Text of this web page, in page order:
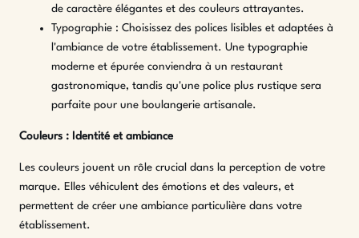
de caractère élégantes et des couleurs attrayantes.
Typographie : Choisissez des polices lisibles et adaptées à
l'ambiance de votre établissement. Une typographie
moderne et épurée conviendra à un restaurant
gastronomique, tandis qu'une police plus rustique sera
parfaite pour une boulangerie artisanale.
Couleurs : Identité et ambiance
Les couleurs jouent un rôle crucial dans la perception de votre
marque. Elles véhiculent des émotions et des valeurs, et
permettent de créer une ambiance particulière dans votre
établissement.